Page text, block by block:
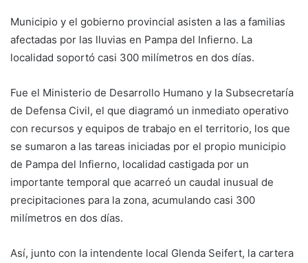
Municipio y el gobierno provincial asisten a las a familias
afectadas por las lluvias en Pampa del Infierno. La
localidad soportó casi 300 milímetros en dos días.
Fue el Ministerio de Desarrollo Humano y la Subsecretaría
de Defensa Civil, el que diagramó un inmediato operativo
con recursos y equipos de trabajo en el territorio, los que
se sumaron a las tareas iniciadas por el propio municipio
de Pampa del Infierno, localidad castigada por un
importante temporal que acarreó un caudal inusual de
precipitaciones para la zona, acumulando casi 300
milímetros en dos días.
Así, junto con la intendente local Glenda Seifert, la cartera